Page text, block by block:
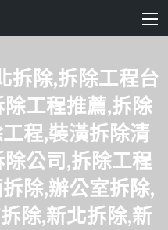
拆除,拆除工程台
工程推薦,拆除
程,裝潢拆除清
公司,拆除工程
除,辦公室拆除,
除,新北拆除,新